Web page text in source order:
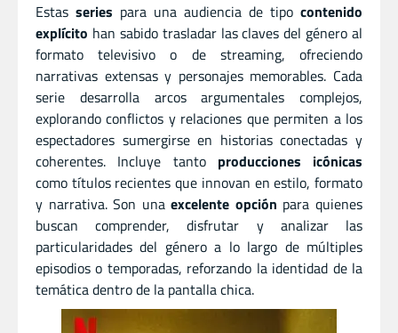
Estas series para una audiencia de tipo contenido
explícito han sabido trasladar las claves del género al
formato televisivo o de streaming, ofreciendo
narrativas extensas y personajes memorables. Cada
serie desarrolla arcos argumentales complejos,
explorando conflictos y relaciones que permiten a los
espectadores sumergirse en historias conectadas y
coherentes. Incluye tanto producciones icónicas
como títulos recientes que innovan en estilo, formato
y narrativa. Son unaexcelente opción para quienes
buscan comprender, disfrutar y analizar las
particularidades del género a lo largo de múltiples
episodios o temporadas, reforzando la identidad de la
temática dentro de la pantalla chica.